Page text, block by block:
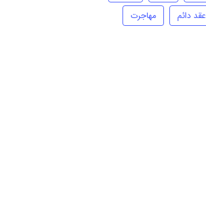
عقد دائم
مهاجرت